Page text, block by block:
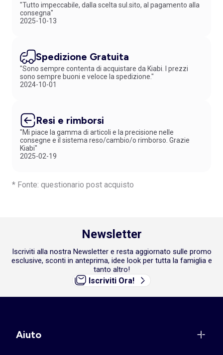
"Tutto impeccabile, dalla scelta sul.sito, al pagamento alla
consegna"
2025-10-13
Spedizione Gratuita
"Sono sempre contenta di acquistare da Kiabi. I prezzi
sono sempre buoni e veloce la spedizione."
2024-10-01
Resi e rimborsi
"Mi piace la gamma di articoli e la precisione nelle
consegne e il sistema reso/cambio/o rimborso. Grazie
Kiabi"
2025-02-19
* Fonte: questionario post acquisto
Newsletter
Iscriviti alla nostra Newsletter e resta aggiornato sulle promo
esclusive, sconti in anteprima, idee look per tutta la famiglia e
tanto altro!
Iscriviti Ora!
Aiuto